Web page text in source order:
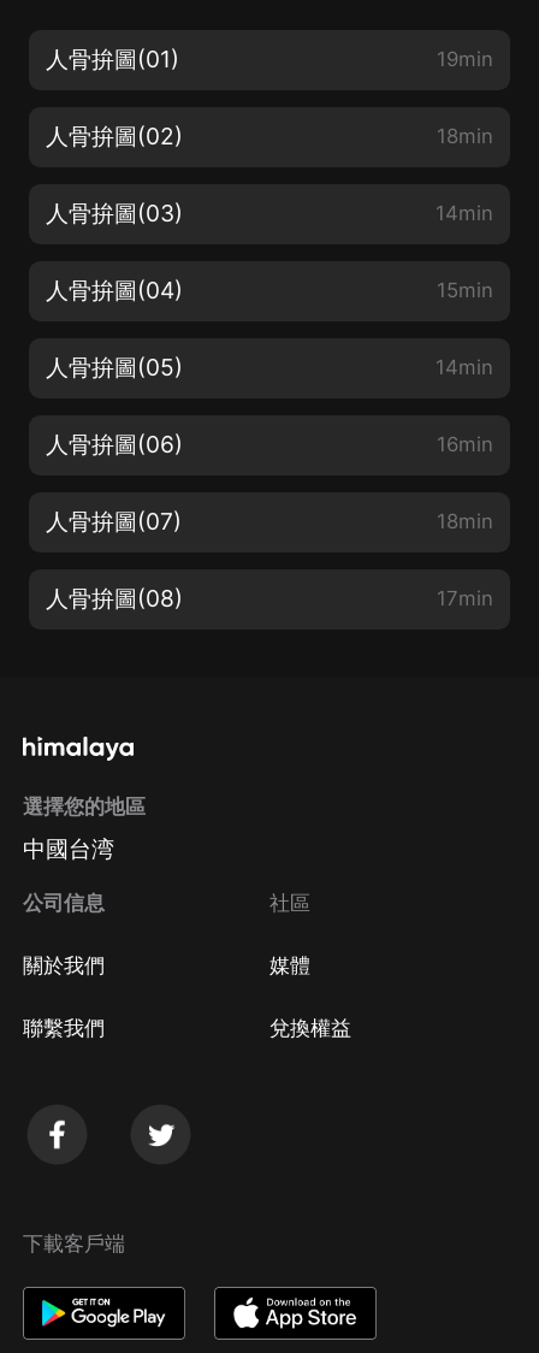
人骨拚圖(01) 19min
人骨拚圖(02) 18min
人骨拚圖(03) 14min
人骨拚圖(04) 15min
人骨拚圖(05) 14min
人骨拚圖(06) 16min
人骨拚圖(07) 18min
人骨拚圖(08) 17min
選擇您的地區
中國台湾
公司信息
關於我們
聯繫我們
社區
媒體
兌換權益
下載客戶端